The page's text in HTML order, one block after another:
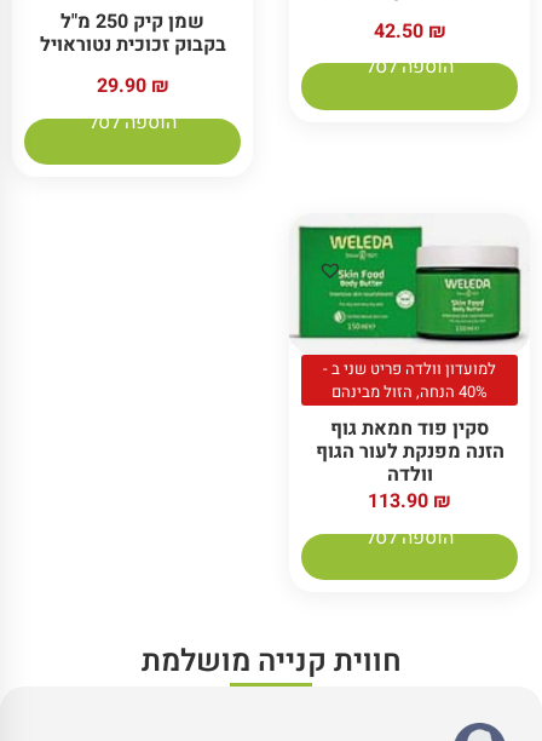
42.50 ₪
הוספה לסל
שמן קיק 250 מ"ל
בקבוק זכוכית נטוראויל
29.90 ₪
הוספה לסל
למועדון וולדה פריט שני ב -
40% הנחה, הזול מבינהם
סקין פוד חמאת גוף
הזנה מפנקת לעור הגוף
וולדה
113.90 ₪
הוספה לסל
חווית קנייה מושלמת